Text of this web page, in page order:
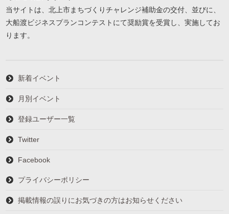
当サイトは、北上市まちづくりチャレンジ補助金の交付、並びに、
大船渡ビジネスプランコンテストにて奨励賞を受賞し、実施してお
ります。
新着イベント
月別イベント
登録ユーザー一覧
Twitter
Facebook
プライバシーポリシー
掲載情報の誤りにお気づきの方はお知らせください